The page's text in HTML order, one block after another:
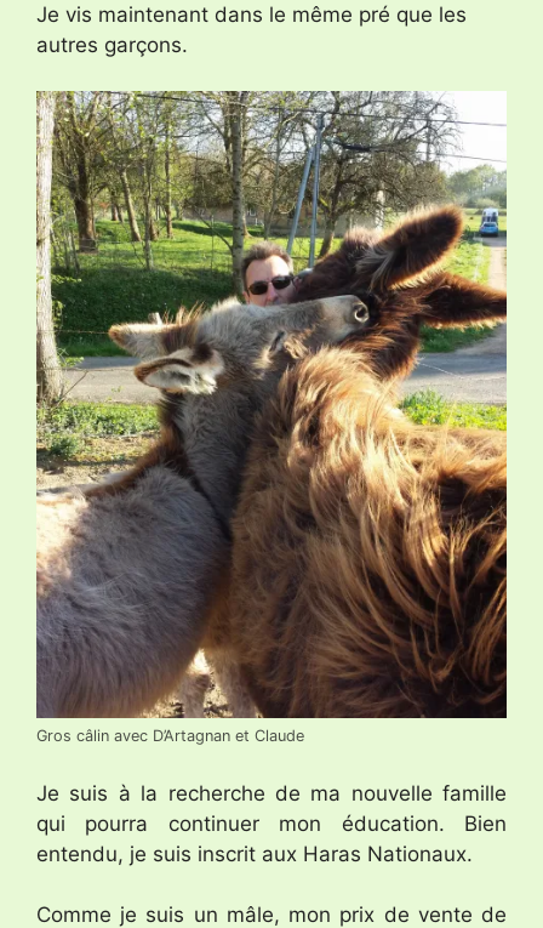
Je vis maintenant dans le même pré que les
autres garçons.
Gros câlin avec D’Artagnan et Claude
Je suis à la recherche de ma nouvelle famille
qui pourra continuer mon éducation. Bien
entendu, je suis inscrit aux Haras Nationaux.
Comme je suis un mâle, mon prix de vente de